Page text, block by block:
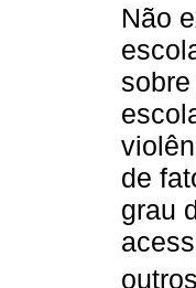
Não
de
grau